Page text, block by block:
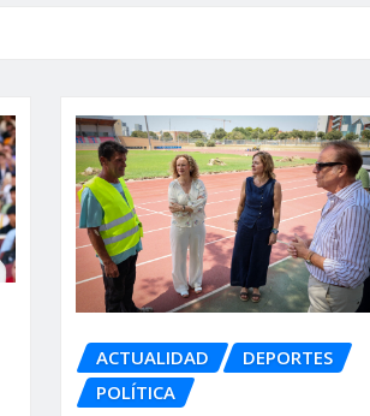
ACTUALIDAD
DEPORTES
POLÍTICA